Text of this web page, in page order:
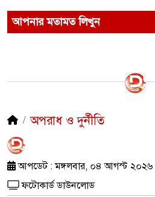
আপনার মতামত লিখুন
অপরাধ ও দুর্নীতি
আপডেট : মঙ্গলবার, ০৪ আগস্ট ২০২৬
ফটোকার্ড ডাউনলোড